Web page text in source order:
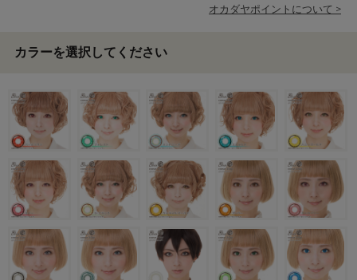
オカダヤポイントについて >
カラーを選択してください